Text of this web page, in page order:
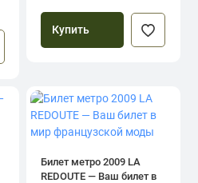
Купить
Билет метро 2009 LA
REDOUTE — Ваш билет в